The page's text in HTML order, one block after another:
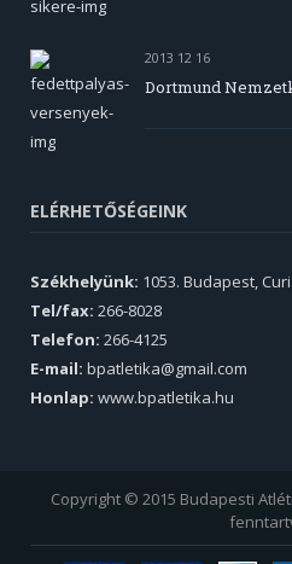
2013 12 16
Dortmund
ELÉRHETŐSÉGEINK
Székhelyünk: 1053. Budapest,
Tel/fax: 266-8028
Telefon: 266-4125
E-mail: bpatletika@gmail.com
Honlap: www.bpatletika.hu
Copyright © 2015 Budapesti